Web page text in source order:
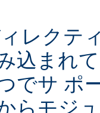
レクテ
込まれ
でサ ポ
らモジ